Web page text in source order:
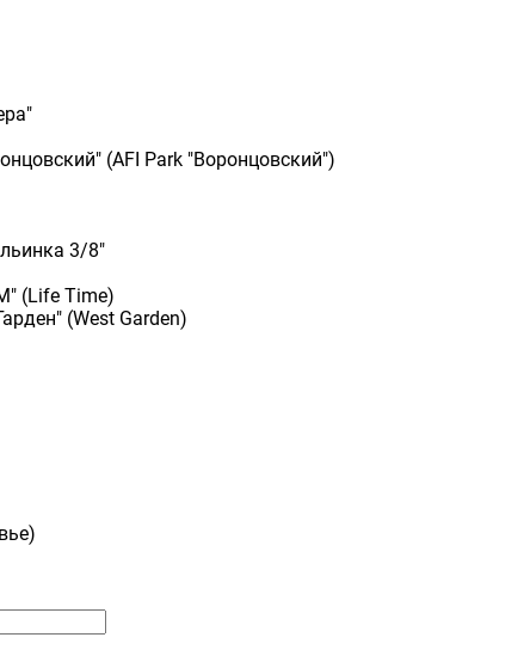
(AFI Park "Воронцовский")
3/8"
(Life Time)
(West Garden)